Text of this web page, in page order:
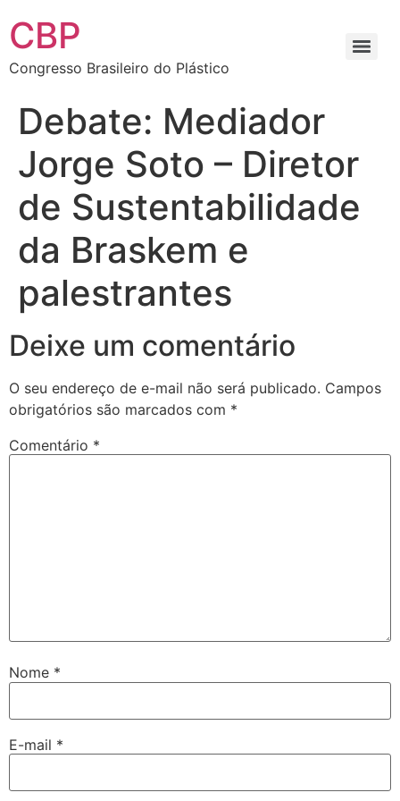
CBP
Congresso Brasileiro do Plástico
Debate: Mediador
Jorge Soto – Diretor
de Sustentabilidade
da Braskem e
palestrantes
Deixe um comentário
O seu endereço de e-mail não será publicado. Campos
obrigatórios são marcados com *
Comentário *
Nome *
E-mail *